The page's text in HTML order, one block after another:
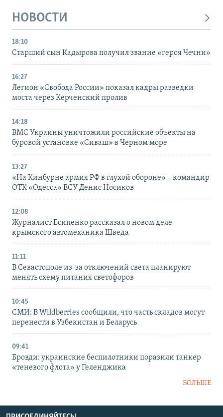
НОВОСТИ
18:10
Старший сын Кадырова получил звание «героя Чечни»
16:27
Легион «Свобода России» показал кадры разведки
моста через Керченский пролив
14:18
ВМС Украины уничтожили российские объекты на
буровой установке «Сиваш» в Черном море
13:27
«На Кинбурне армия РФ в глухой обороне» – командир
ОТК «Одесса» ВСУ Денис Носиков
12:08
Журналист Есипенко рассказал о новом деле
крымского автомеханика Шведа
11:11
В Севастополе из-за отключений света планируют
менять схему питания светофоров
10:45
СМИ: В Wildberries сообщили, что часть складов могут
перенести в Узбекистан и Беларусь
09:41
Бровди: украинские беспилотники поразили танкер
«теневого флота» у Геленджика
БОЛЬШЕ